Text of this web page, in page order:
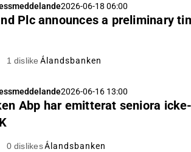
2026-06-18 06:00
Plc announces a preliminary
1 dislike Ålandsbanken
2026-06-16 13:00
Abp har emitterat seniora
0 dislikesÅlandsbanken